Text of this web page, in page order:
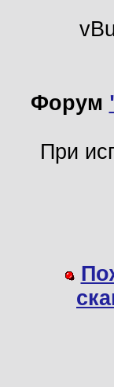
Форум
При